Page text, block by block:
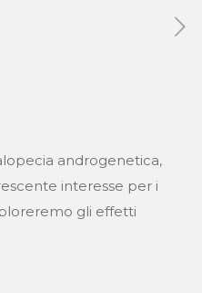
androgenetica,
interesse per i
gli effetti